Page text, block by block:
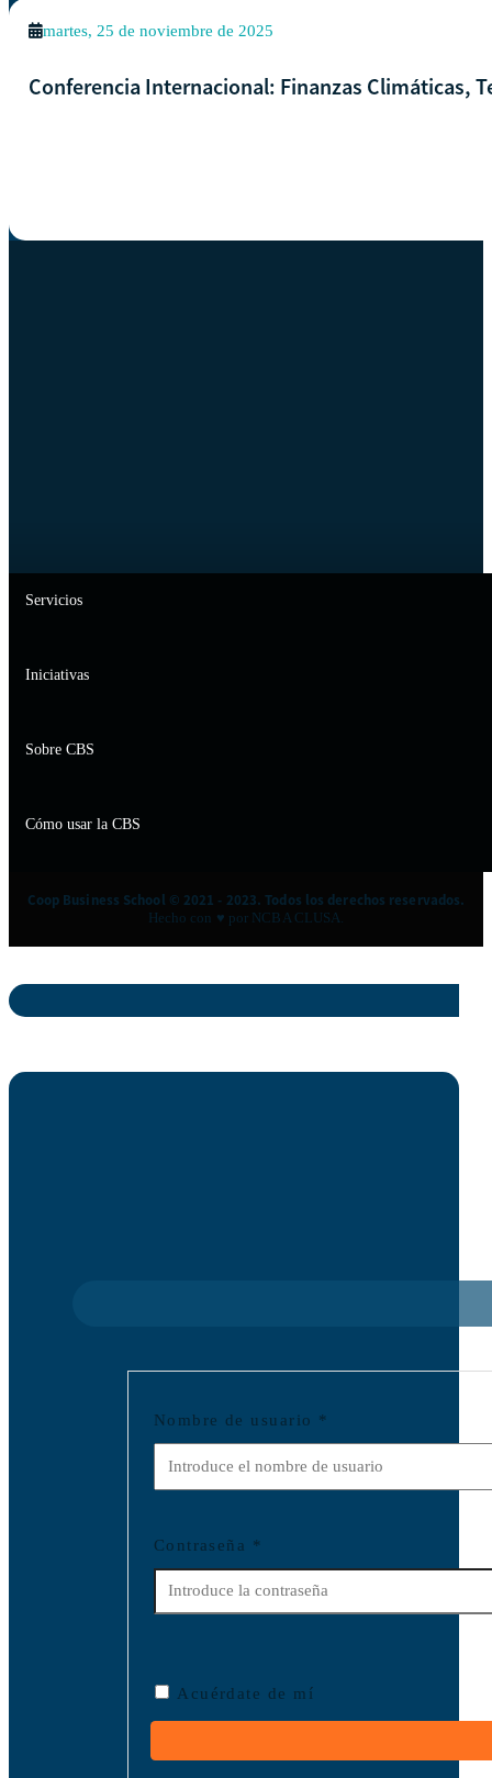
martes, 25 de noviembre de 2025
Conferencia Internacional: Finanzas Climáticas,
Servicios
Iniciativas
Sobre CBS
Cómo usar la CBS
Coop Business School © 2021 - 2023. Todos los derechos reservados.
Hecho con ♥ por NCBA CLUSA.
Nombre de usuario *
Contraseña *
Acuérdate de mí